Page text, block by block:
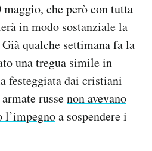
che però con tutta
in modo sostanziale la
qualche settimana fa la
una tregua simile in
festeggiata dai cristiani
russenon avevano
l’impegnoa sospendere i